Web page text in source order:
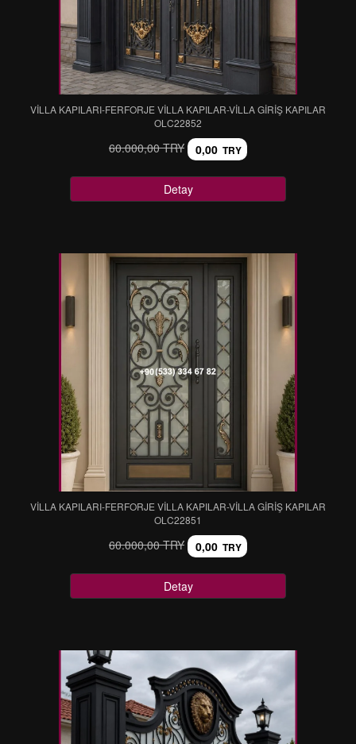
VİLLA KAPILARI-FERFORJE VİLLA KAPILAR-VİLLA GİRİŞ KAPILAR
OLC22852
60.000,00 TRY 0,00 TRY
Detay
VİLLA KAPILARI-FERFORJE VİLLA KAPILAR-VİLLA GİRİŞ KAPILAR
OLC22851
60.000,00 TRY 0,00 TRY
Detay